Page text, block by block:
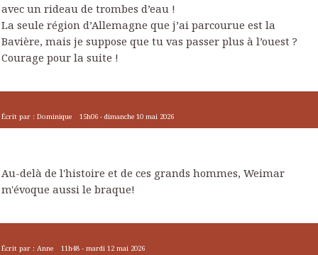
avec un rideau de trombes d’eau !
La seule région d’Allemagne que j’ai parcourue est la
Bavière, mais je suppose que tu vas passer plus à l’ouest ?
Courage pour la suite !
Écrit par : Dominique 15h06 -dimanche 10 mai 2026
Au-delà de l'histoire et de ces grands hommes, Weimar
m'évoque aussi le braque!
Écrit par : Anne 11h48 -mardi 12 mai 2026